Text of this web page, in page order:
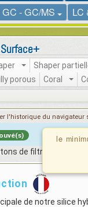
- GC/MS
LC
Shaper
porous
Coral
l'historique du navigateur
de filtrage pour
de notre silice
le